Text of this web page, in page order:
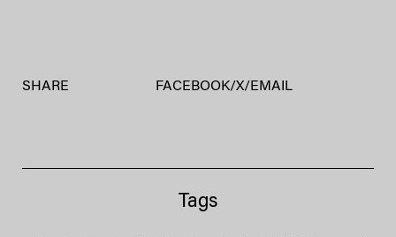
SHARE FACEBOOK/X/ EMAIL
Tags